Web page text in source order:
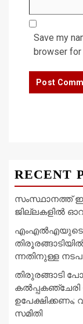
Save my
browser for
RECENT
സംസ്ഥാനത്ത്
ജില്ലകളിൽ
എംഎൽഎയുടെ
ന്നതിനുള്ള
തിരുരങ്ങാടി
കൽപ്പകഞ്ചേരി
സമിതി